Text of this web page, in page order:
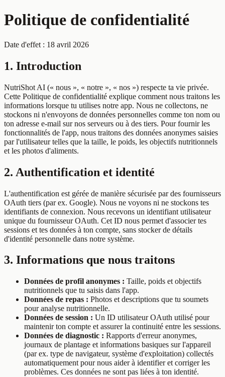
Politique de confidentialité
Date d'effet : 18 avril 2026
1. Introduction
NutriShot AI (« nous », « notre », « nos ») respecte ta vie privée.
Cette Politique de confidentialité explique comment nous traitons les
informations lorsque tu utilises notre app. Nous ne collectons, ne
stockons ni n'envoyons de données personnelles comme ton nom ou
ton adresse e-mail sur nos serveurs ou à des tiers. Pour fournir les
fonctionnalités de l'app, nous traitons des données anonymes saisies
par l'utilisateur telles que la taille, le poids, les objectifs nutritionnels
et les photos d'aliments.
2. Authentification et identité
L'authentification est gérée de manière sécurisée par des fournisseurs
OAuth tiers (par ex. Google). Nous ne voyons ni ne stockons tes
identifiants de connexion. Nous recevons un identifiant utilisateur
unique du fournisseur OAuth. Cet ID nous permet d'associer tes
sessions et tes données à ton compte, sans stocker de détails
d'identité personnelle dans notre système.
3. Informations que nous traitons
Données de profil anonymes : Taille, poids et objectifs
nutritionnels que tu saisis dans l'app.
Données de repas : Photos et descriptions que tu soumets
pour analyse nutritionnelle.
Données de session : Un ID utilisateur OAuth utilisé pour
maintenir ton compte et assurer la continuité entre les sessions.
Données de diagnostic : Rapports d'erreur anonymes,
journaux de plantage et informations basiques sur l'appareil
(par ex. type de navigateur, système d'exploitation) collectés
automatiquement pour nous aider à identifier et corriger les
problèmes. Ces données ne sont pas liées à ton identité.